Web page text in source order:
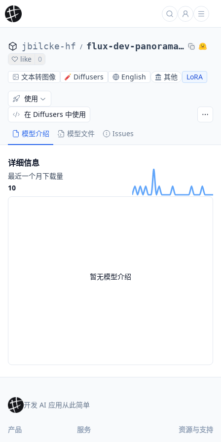
jbilcke-hf / flux-dev-panorama-lora-2
like
0
文本转图像
Diffusers English 其他 LoRA
模型介绍 模型文件 Issues
使用
在 Diffusers 中使用
暂无模型介绍
详细信息
最近一个月下载量
10
开发 AI 应用从此简单
产品 服务 资源与支持